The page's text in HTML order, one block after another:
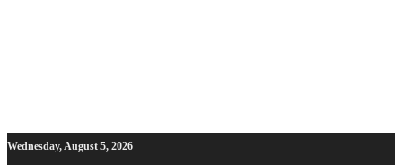
Wednesday, August 5, 2026